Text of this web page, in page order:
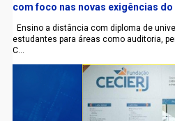
com foco nas novas exigências
Ensino a distância com diploma de
estudantes para áreas como auditoria,
C...